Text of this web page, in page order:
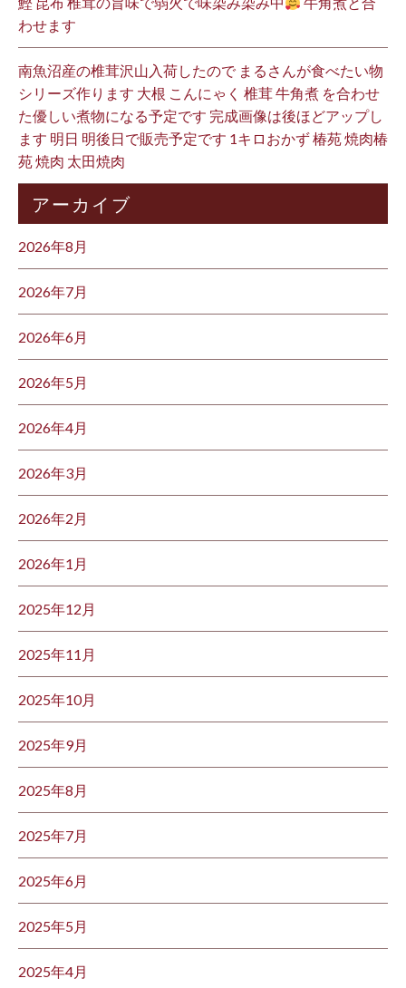
わせます
南魚沼産の椎茸沢山入荷したので まるさんが食べたい物
シリーズ作ります 大根 こんにゃく 椎茸 牛角煮 を合わせ
た優しい煮物になる予定です 完成画像は後ほどアップし
ます 明日 明後日で販売予定です 1キロおかず 椿苑 焼肉椿
苑 焼肉 太田焼肉
アーカイブ
2026年8月
2026年7月
2026年6月
2026年5月
2026年4月
2026年3月
2026年2月
2026年1月
2025年12月
2025年11月
2025年10月
2025年9月
2025年8月
2025年7月
2025年6月
2025年5月
2025年4月